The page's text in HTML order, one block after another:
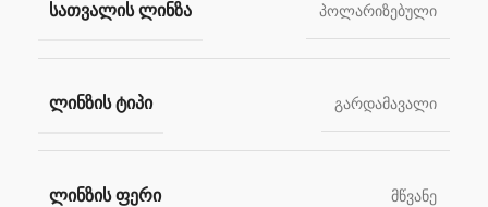
ᲡᲐᲗᲕᲐᲚᲘᲡ ᲚᲘᲜᲖᲐ პოლარიზებული
ᲚᲘᲜᲖᲘᲡ ᲢᲘᲞᲘ გარდამავალი
ᲚᲘᲜᲖᲘᲡ ᲤᲔᲠᲘ მწვანე